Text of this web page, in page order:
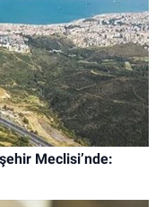
Meclisi’nde: